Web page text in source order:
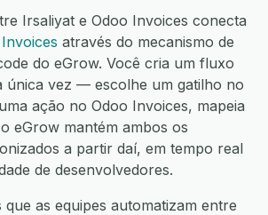
Irsaliyat e Odoo Invoices conecta
através do mecanismo de
do eGrow. Você cria um fluxo
única vez — escolhe um gatilho no
ação no Odoo Invoices, mapeia
eGrow mantém ambos os
a partir daí, em tempo real
de desenvolvedores.
as equipes automatizam entre